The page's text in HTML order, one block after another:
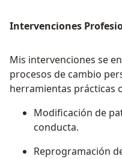
Intervenciones
Mis intervenciones se
procesos de cambio
herramientas prácticas
Modificación de
conducta.
Reprogramación